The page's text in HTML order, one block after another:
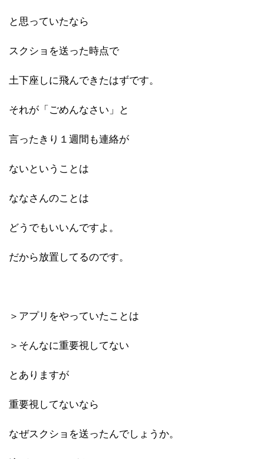
と思っていたなら
スクショを送った時点で
土下座しに飛んできたはずです。
それが「ごめんなさい」と
言ったきり１週間も連絡が
ないということは
ななさんのことは
どうでもいいんですよ。
だから放置してるのです。
＞アプリをやっていたことは
＞そんなに重要視してない
とありますが
重要視してないなら
なぜスクショを送ったんでしょうか。